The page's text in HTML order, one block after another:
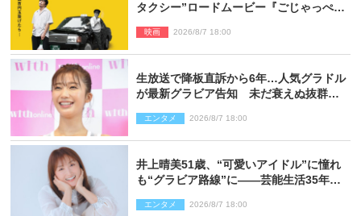
タクシー”ロードムービー『ごじゃっぺタ
映画 2026/8/7 18:00
生放送で降板直訴から6年…人気グラドル
が最新グラビア告知 未だ衰えぬ抜群ス
エンタメ 2026/8/7 18:00
井上晴美51歳、“可愛いアイドル”に憧れ
も“グラビア路線”に――芸能生活35年を
エンタメ 2026/8/7 18:00